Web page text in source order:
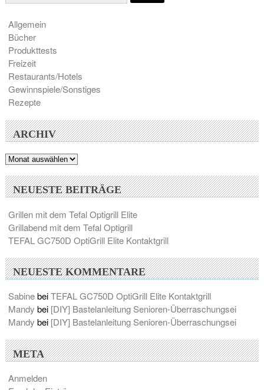
Allgemein
Bücher
Produkttests
Freizeit
Restaurants/Hotels
Gewinnspiele/Sonstiges
Rezepte
ARCHIV
Archiv
NEUESTE BEITRÄGE
Grillen mit dem Tefal Optigrill Elite
Grillabend mit dem Tefal Optigrill
TEFAL GC750D OptiGrill Elite Kontaktgrill
NEUESTE KOMMENTARE
SabinebeiTEFAL GC750D OptiGrill Elite Kontaktgrill
Mandy bei [DIY] Bastelanleitung Senioren-Überraschungsei
Mandy bei [DIY] Bastelanleitung Senioren-Überraschungsei
META
Anmelden